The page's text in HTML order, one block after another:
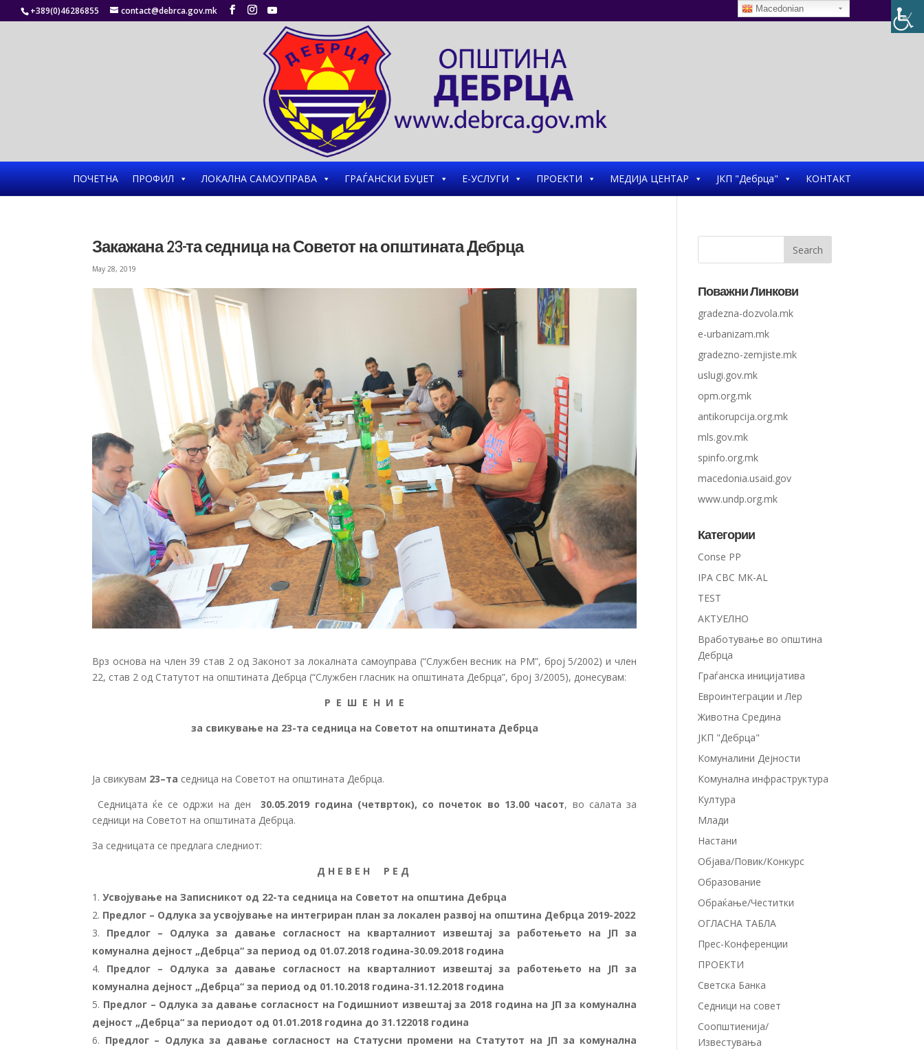
+389(0)46286855 contact@debrca.gov.mk
ПОЧЕТНА ПРОФИЛ ЛОКАЛНА САМОУПРАВА ГРАЃАНСКИ БУЏЕТ Е-УСЛУГИ ПРОЕКТИ МЕДИЈА ЦЕНТАР ЈКП "Дебрца" КОНТАКТ
Закажана 23-та седница на Советот на општината Дебрца
May 28, 2019
Врз основа на член 39 став 2 од Законот за локалната самоуправа (“Службен весник на РМ”, број 5/2002) и член
22, став 2 од Статутот на општината Дебрца (“Службен гласник на општината Дебрца”, број 3/2005), донесувам:
Р Е Ш Е Н И Е
за свикување на 23-та седница на Советот на општината Дебрца
Ја свикувам 23–та седница на Советот на општината Дебрца.
Седницата ќе се одржи на ден30.05.2019 година (четврток), со почеток во 13.00 часот, во салата за
седници на Советот на општината Дебрца.
За седницата се предлага следниот:
Д Н Е В Е Н Р Е Д
Усвојување на Записникот од 22-та седница на Советот на општина Дебрца
Предлог – Одлука за усвојување на интегриран план за локален развој на општина Дебрца 2019-2022
Предлог – Одлука за давање согласност на кварталниот извештај за работењето на ЈП за
комунална дејност „Дебрца“ за период од 01.07.2018 година-30.09.2018 година
Предлог – Одлука за давање согласност на кварталниот извештај за работењето на ЈП за
комунална дејност „Дебрца“ за период од 01.10.2018 година-31.12.2018 година
Предлог – Одлука за давање согласност на Годишниот извештај за 2018 година на ЈП за комунална
дејност „Дебрца“ за периодот од 01.01.2018 година до 31.122018 година
Предлог – Одлука за давање согласност на Статусни промени на Статутот на ЈП за комунална
Поважни Линкови
gradezna-dozvola.mk
e-urbanizam.mk
gradezno-zemjiste.mk
uslugi.gov.mk
opm.org.mk
antikorupcija.org.mk
mls.gov.mk
spinfo.org.mk
macedonia.usaid.gov
www.undp.org.mk
Категории
Conse PP
IPA CBC MK-AL
TEST
АКТУЕЛНО
Вработување во општина
Дебрца
Граѓанска иницијатива
Евроинтеграции и Лер
Животна Средина
ЈКП "Дебрца"
Комуналини Дејности
Комунална инфраструктура
Култура
Млади
Настани
Објава/Повик/Конкурс
Образование
Обраќање/Честитки
ОГЛАСНА ТАБЛА
Прес-Конференции
ПРОЕКТИ
Светска Банка
Седници на совет
Соопштиенија/
Известувања
Macedonian